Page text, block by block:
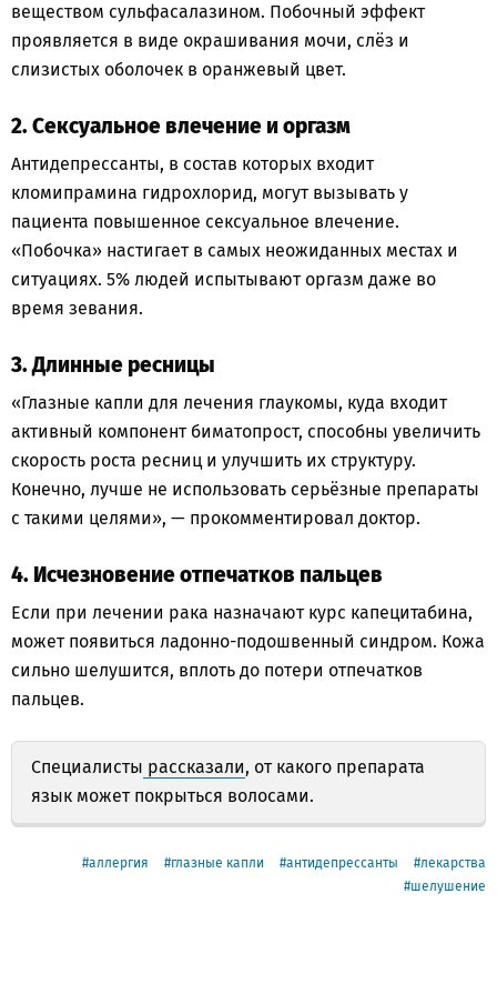
веществом сульфасалазином. Побочный эффект
проявляется в виде окрашивания мочи, слёз и
слизистых оболочек в оранжевый цвет.
2. Сексуальное влечение и оргазм
Антидепрессанты, в состав которых входит
кломипрамина гидрохлорид, могут вызывать у
пациента повышенное сексуальное влечение.
«Побочка» настигает в самых неожиданных местах и
ситуациях. 5% людей испытывают оргазм даже во
время зевания.
3. Длинные ресницы
«Глазные капли для лечения глаукомы, куда входит
активный компонент биматопрост, способны увеличить
скорость роста ресниц и улучшить их структуру.
Конечно, лучше не использовать серьёзные препараты
с такими целями», — прокомментировал доктор.
4. Исчезновение отпечатков пальцев
Если при лечении рака назначают курс капецитабина,
может появиться ладонно-подошвенный синдром. Кожа
сильно шелушится, вплоть до потери отпечатков
пальцев.
Специалисты рассказали, от какого препарата
язык может покрыться волосами.
аллергия глазные капли антидепрессанты
лекарства
шелушение